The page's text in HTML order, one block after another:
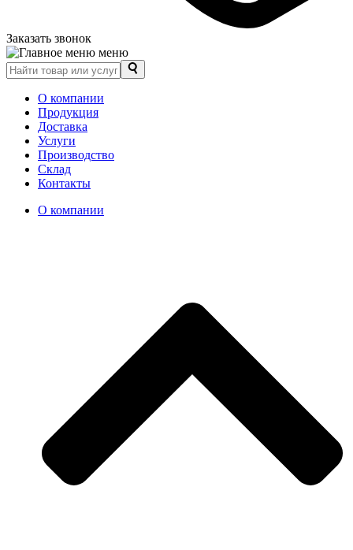
Заказать звонок
меню
О компании
Продукция
Доставка
Услуги
Производство
Склад
Контакты
О компании